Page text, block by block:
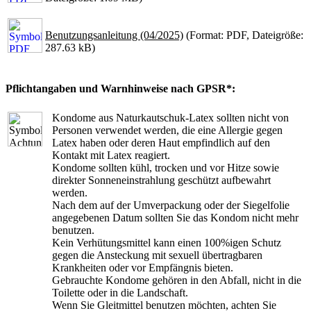
Benutzungsanleitung (04/2025) (Format: PDF, Dateigröße:
287.63 kB)
Pflichtangaben und Warnhinweise nach GPSR*:
Kondome aus Naturkautschuk-Latex sollten nicht von
Personen verwendet werden, die eine Allergie gegen
Latex haben oder deren Haut empfindlich auf den
Kontakt mit Latex reagiert.
Kondome sollten kühl, trocken und vor Hitze sowie
direkter Sonneneinstrahlung geschützt aufbewahrt
werden.
Nach dem auf der Umverpackung oder der Siegelfolie
angegebenen Datum sollten Sie das Kondom nicht mehr
benutzen.
Kein Verhütungsmittel kann einen 100%igen Schutz
gegen die Ansteckung mit sexuell übertragbaren
Krankheiten oder vor Empfängnis bieten.
Gebrauchte Kondome gehören in den Abfall, nicht in die
Toilette oder in die Landschaft.
Wenn Sie Gleitmittel benutzen möchten, achten Sie